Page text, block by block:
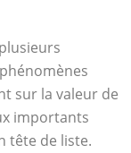
sur la valeur de
importants
tête de liste.